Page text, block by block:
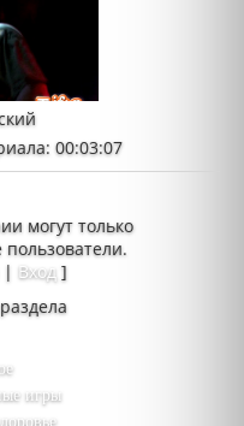
: 00:03:07
могут только
| Вход ]
игры